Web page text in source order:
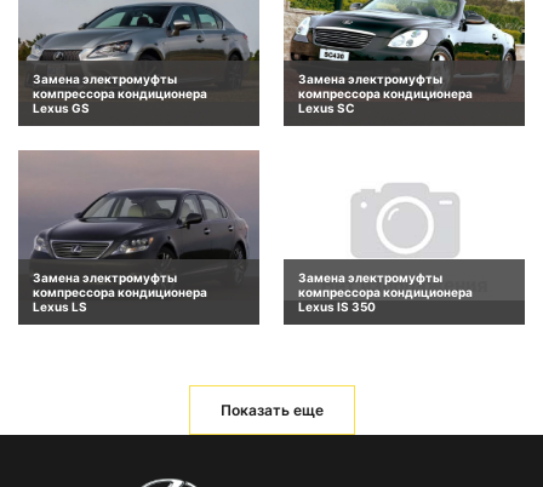
Замена электромуфты
компрессора кондиционера
Lexus GS
Замена электромуфты
компрессора кондиционера
Lexus SC
Замена электромуфты
компрессора кондиционера
Lexus LS
Замена электромуфты
компрессора кондиционера
Lexus IS 350
Показать еще